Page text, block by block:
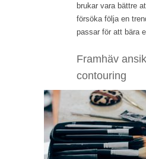
brukar vara bättre
försöka följa en
passar för att bära
Framhäv
contouring